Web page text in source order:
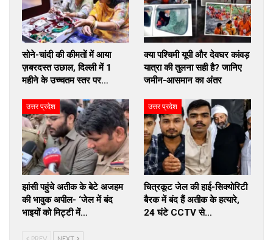
सोने-चांदी की कीमतों में आया
ज़बरदस्त उछाल, दिल्ली में 1
महीने के उच्चतम स्तर पर…
क्या पश्चिमी यूपी और देवघर कांवड़
यात्रा की तुलना सही है? जानिए
जमीन-आसमान का अंतर
उत्तर प्रदेश
झांसी पहुंचे अतीक के बेटे अजहम
की भावुक अपील- ‘जेल में बंद
भाइयों को मिट्टी में…
उत्तर प्रदेश
चित्रकूट जेल की हाई-सिक्योरिटी
बैरक में बंद हैं अतीक के हत्यारे,
24 घंटे CCTV से…
PREV NEXT